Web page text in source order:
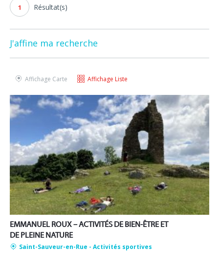
1 Résultat(s)
J'affine ma recherche
Affichage Carte Affichage Liste
EMMANUEL ROUX – ACTIVITÉS DE BIEN-ÊTRE ET
DE PLEINE NATURE
Saint-Sauveur-en-Rue - Activités sportives